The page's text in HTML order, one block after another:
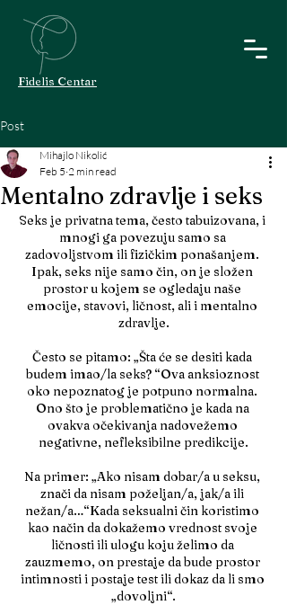
Fidelis Centar
Post
Mentalno zdravlje i seks
Mihajlo Nikolić
Feb 5 2 min read
Seks je privatna tema, često tabuizovana, i
mnogi ga povezuju samo sa
zadovoljstvom ili fizičkim ponašanjem.
Ipak, seks nije samo čin, on je složen
prostor u kojem se ogledaju naše
emocije, stavovi, ličnost, ali i mentalno
zdravlje.
Često se pitamo: „Šta će se desiti kada
budem imao/la seks? “Ova anksioznost
oko nepoznatog je potpuno normalna.
Ono što je problematično je kada na
ovakva očekivanja nadovežemo
negativne, nefleksibilne predikcije.
Na primer: „Ako nisam dobar/a u seksu,
znači da nisam poželjan/a, jak/a ili
nežan/a…“Kada seksualni čin koristimo
kao način da dokažemo vrednost svoje
ličnosti ili ulogu koju želimo da
zauzmemo, on prestaje da bude prostor
intimnosti i postaje test ili dokaz da li smo
„dovoljni“.